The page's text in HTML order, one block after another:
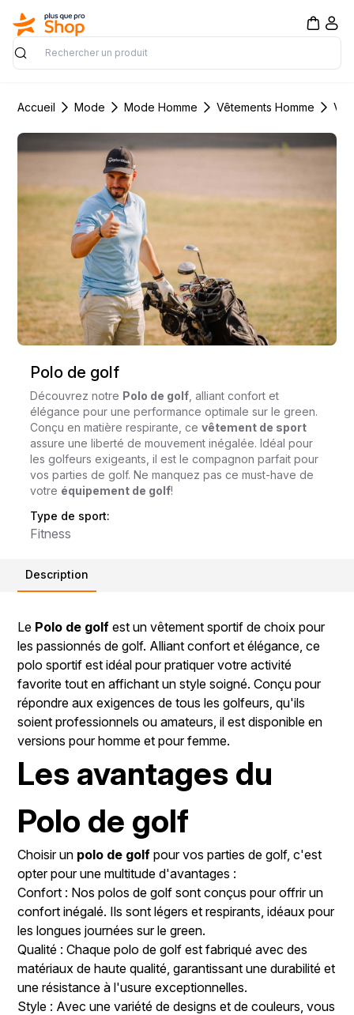
Rechercher
Accueil Mode Mode Homme Vêtements Homme
Polo de golf
Découvrez notre Polo de golf , alliant confort et
élégance pour une performance optimale sur le green.
Conçu en matière respirante, cevêtement de sport
assure une liberté de mouvement inégalée. Idéal pour
les golfeurs exigeants, il est le compagnon parfait pour
vos parties de golf. Ne manquez pas ce must-have de
votre équipement de golf!
Type de sport:
Fitness
Description
Le Polo de golf est un vêtement sportif de choix pour
les passionnés de golf. Alliant confort et élégance, ce
polo sportif est idéal pour pratiquer votre activité
favorite tout en affichant un style soigné. Conçu pour
répondre aux exigences de tous les golfeurs, qu'ils
soient professionnels ou amateurs, il est disponible en
versions pour homme et pour femme.
Les avantages du
Polo de golf
Choisir un polo de golf pour vos parties de golf, c'est
opter pour une multitude d'avantages :
Confort : Nos polos de golf sont conçus pour offrir un
confort inégalé. Ils sont légers et respirants, idéaux pour
les longues journées sur le green.
Qualité : Chaque polo de golf est fabriqué avec des
matériaux de haute qualité, garantissant une durabilité et
une résistance à l'usure exceptionnelles.
Style : Avec une variété de designs et de couleurs, vous